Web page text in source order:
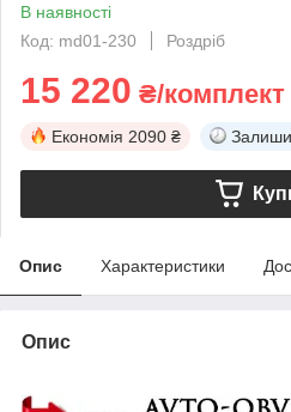
В наявності
Код: md01-230
Роздріб
15 220 ₴/комплект
Економія 2090 ₴
Опис Характеристики
Опис